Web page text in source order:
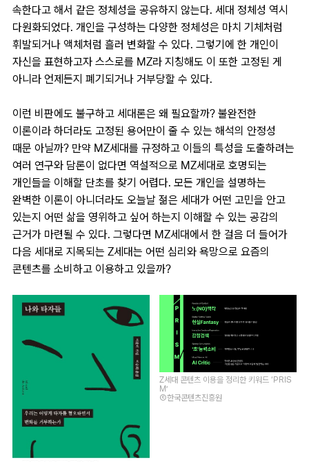
속한다고 해서 같은 정체성을 공유하지 않는다. 세대 정체성 역시
다원화되었다. 개인을 구성하는 다양한 정체성은 마치 기체처럼
휘발되거나 액체처럼 흘러 변화할 수 있다. 그렇기에 한 개인이
자신을 표현하고자 스스로를 MZ라 지칭해도 이 또한 고정된 게
아니라 언제든지 폐기되거나 거부당할 수 있다.
이런 비판에도 불구하고 세대론은 왜 필요할까? 불완전한
이론이라 하더라도 고정된 용어만이 줄 수 있는 해석의 안정성
때문 아닐까? 만약 MZ세대를 규정하고 이들의 특성을 도출하려는
여러 연구와 담론이 없다면 역설적으로 MZ세대로 호명되는
개인들을 이해할 단초를 찾기 어렵다. 모든 개인을 설명하는
완벽한 이론이 아니더라도 오늘날 젊은 세대가 어떤 고민을 안고
있는지 어떤 삶을 영위하고 싶어 하는지 이해할 수 있는 공감의
근거가 마련될 수 있다. 그렇다면 MZ세대에서 한 걸음 더 들어가
다음 세대로 지목되는 Z세대는 어떤 심리와 욕망으로 요즘의
콘텐츠를 소비하고 이용하고 있을까?
Z세대 콘텐츠 이용을 정리한 키워드 ‘PRIS
M’
Ⓒ한국콘텐츠진흥원